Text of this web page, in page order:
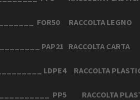
FOR50 RACCOLTA LEGNO
PAP21 RACCOLTA CARTA
LDPE4 RACCOLTA
PP5 RACCOLTA